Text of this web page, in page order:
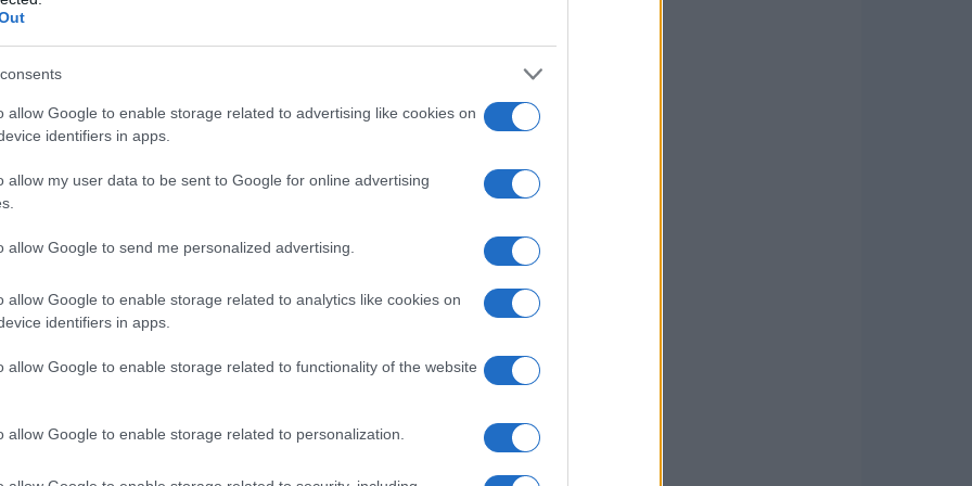
allow Google to enable storage related to advertising like cookies on
identifiers in apps.
allow my user data to be sent to Google for online advertising
allow Google to send me personalized advertising.
allow Google to enable storage related to analytics like cookies on
identifiers in apps.
allow Google to enable storage related to functionality of the website
allow Google to enable storage related to personalization.
di pagamento: con il
vanno dai profili base da500 GBfino
TB. In molte promozioni i prezzi sono indicati,
399 € per 2 TB e 1.190 € per 10 TB, con
tramite PayPal e una garanzia di
a vita
un costo ricorrente in un investimento
vantaggioso per utenti che
essere vincolati a pagamenti continui. Con il
di aumenti tariffari ricorrenti e si
o aziendali. È però importante valutare la
se il servizio resta operativo nel tempo e